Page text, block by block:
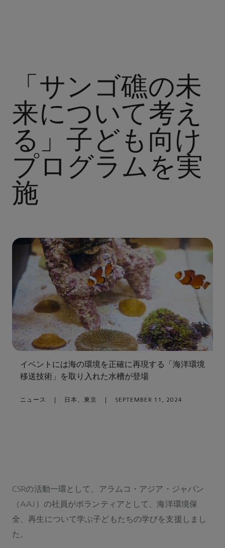
「サンゴ礁の未
来について考え
る」子ども向け
プログラムを実
施
イベントには海の環境を正確に再現する「海洋環境
移送技術」を取り入れた水槽が登場
ニュース 日本、東京 SEPTEMBER 11, 2024
CSRの活動一環として、アラムコ・アジア・ジャパン
（AAJ）の社員がボランティアとして、海洋環境保
全、再生について学ぶ子どもたちの学びを支援しまし
た。